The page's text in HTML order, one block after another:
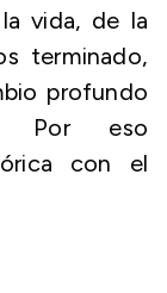
vida, de la
terminado,
profundo
Por eso
con el